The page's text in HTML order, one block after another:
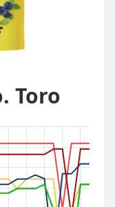
Toro